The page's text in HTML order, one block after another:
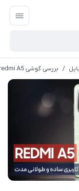
/ بررسی گوشی redmi A5 شیائومی